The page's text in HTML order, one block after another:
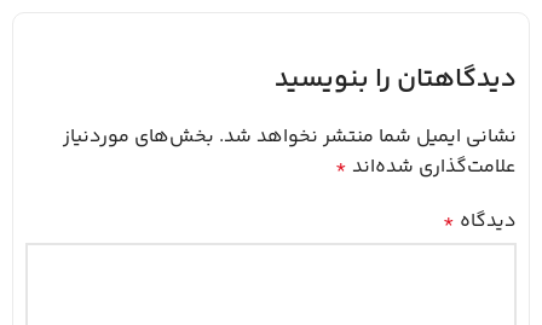
دیدگاهتان را بنویسید
نشانی ایمیل شما منتشر نخواهد شد. بخش‌های موردنیاز
علامت‌گذاری شده‌اند *
دیدگاه *